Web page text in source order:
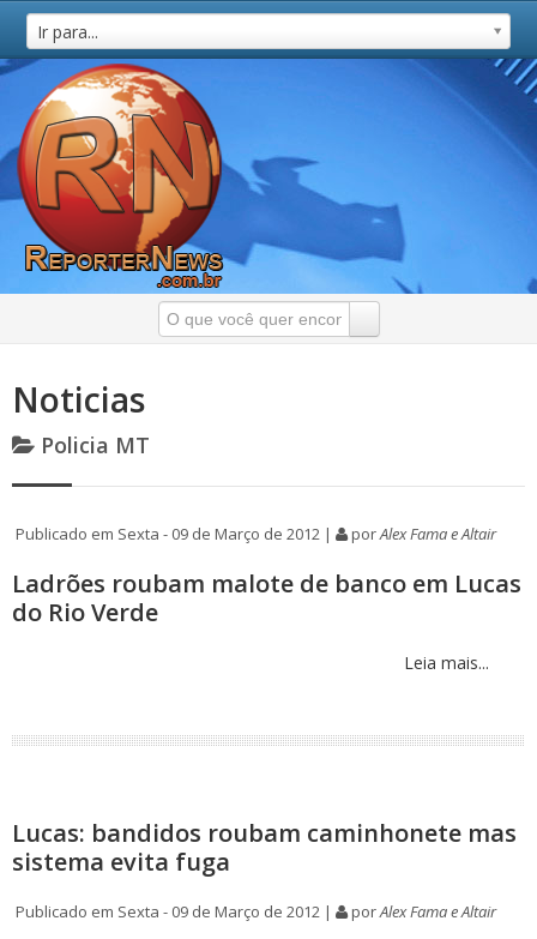
Ir para...
Noticias
Policia MT
Publicado em Sexta - 09 de Março de 2012 | porAlex Fama e Altair
Ladrões roubam malote de banco em Lucas
do Rio Verde
Leia mais...
Lucas: bandidos roubam caminhonete mas
sistema evita fuga
Publicado em Sexta - 09 de Março de 2012 | porAlex Fama e Altair